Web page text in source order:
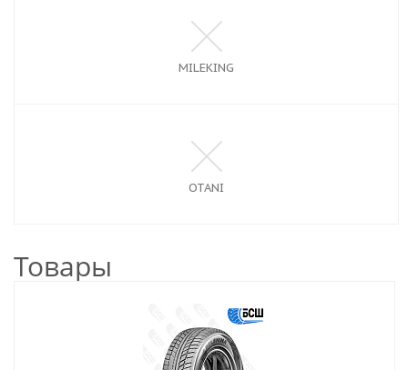
MILEKING
OTANI
Товары